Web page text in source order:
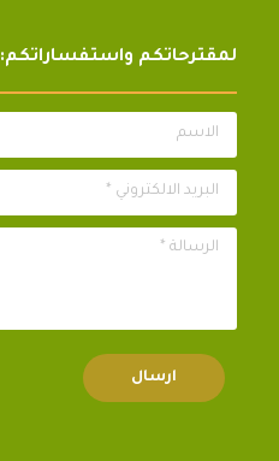
لمقترحاتكم واستفساراتكم:
الاسم
البريد الالكتروني *
الرسالة *